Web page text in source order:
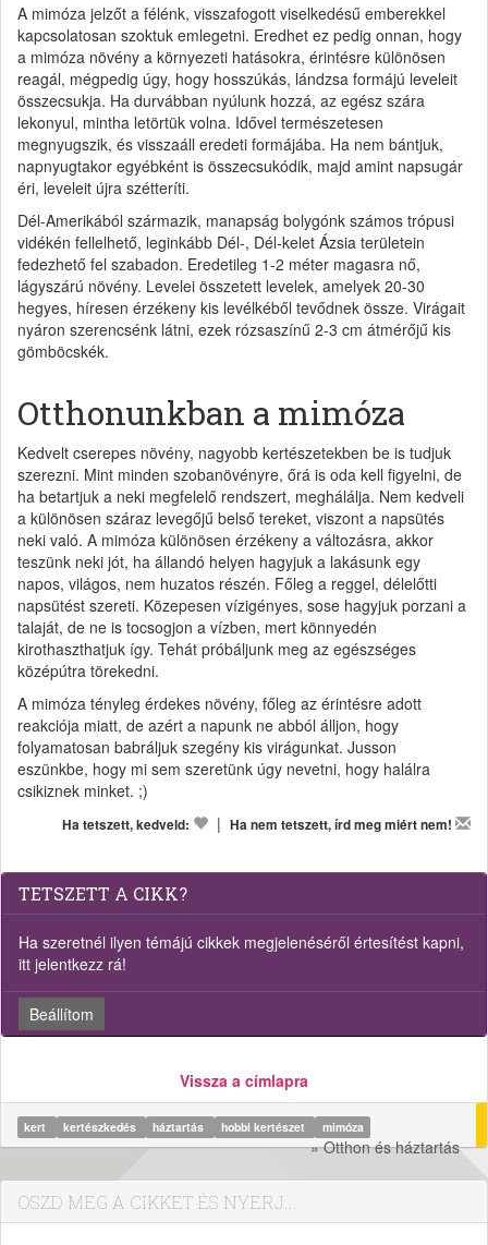
A mimóza jelzőt a félénk, visszafogott viselkedésű emberekkel
kapcsolatosan szoktuk emlegetni. Eredhet ez pedig onnan, hogy
a mimóza növény a környezeti hatásokra, érintésre különösen
reagál, mégpedig úgy, hogy hosszúkás, lándzsa formájú leveleit
összecsukja. Ha durvábban nyúlunk hozzá, az egész szára
lekonyul, mintha letörtük volna. Idővel természetesen
megnyugszik, és visszaáll eredeti formájába. Ha nem bántjuk,
napnyugtakor egyébként is összecsukódik, majd amint napsugár
éri, leveleit újra szétteríti.
Dél-Amerikából származik, manapság bolygónk számos trópusi
vidékén fellelhető, leginkább Dél-, Dél-kelet Ázsia területein
fedezhető fel szabadon. Eredetileg 1-2 méter magasra nő,
lágyszárú növény. Levelei összetett levelek, amelyek 20-30
hegyes, híresen érzékeny kis levélkéből tevődnek össze. Virágait
nyáron szerencsénk látni, ezek rózsaszínű 2-3 cm átmérőjű kis
gömböcskék.
Otthonunkban a mimóza
Kedvelt cserepes növény, nagyobb kertészetekben be is tudjuk
szerezni. Mint minden szobanövényre, őrá is oda kell figyelni, de
ha betartjuk a neki megfelelő rendszert, meghálálja. Nem kedveli
a különösen száraz levegőjű belső tereket, viszont a napsütés
neki való. A mimóza különösen érzékeny a változásra, akkor
teszünk neki jót, ha állandó helyen hagyjuk a lakásunk egy
napos, világos, nem huzatos részén. Főleg a reggel, délelőtti
napsütést szereti. Közepesen vízigényes, sose hagyjuk porzani a
talaját, de ne is tocsogjon a vízben, mert könnyedén
kirothaszthatjuk így. Tehát próbáljunk meg az egészséges
középútra törekedni.
A mimóza tényleg érdekes növény, főleg az érintésre adott
reakciója miatt, de azért a napunk ne abból álljon, hogy
folyamatosan babráljuk szegény kis virágunkat. Jusson
eszünkbe, hogy mi sem szeretünk úgy nevetni, hogy halálra
csikiznek minket. ;)
Ha tetszett, kedveld: | Ha nem tetszett, írd meg miért nem!
TETSZETT A CIKK?
Ha szeretnél ilyen témájú cikkek megjelenéséről értesítést kapni,
itt jelentkezz rá!
Beállítom
Vissza a címlapra
kert kertészkedés háztartás hobbi kertészet mimóza
» Otthon és háztartás
OSZD MEG A CIKKET ÉS NYERJ...